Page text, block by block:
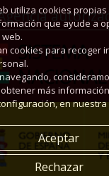
utiliza cookies
que ayude a
cookies para recoger
más
en nuestra
Aceptar
Rechazar